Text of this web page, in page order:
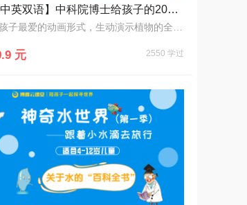
【中英双语】中科院博士给孩子的20堂植物启蒙课：开启神奇的植物探索之旅，培养科学能力
元 2550 学过